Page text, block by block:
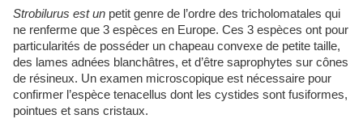
Strobilurus est un petit genre de l’ordre des tricholomatales qui
ne renferme que 3 espèces en Europe. Ces 3 espèces ont pour
particularités de posséder un chapeau convexe de petite taille,
des lames adnées blanchâtres, et d’être saprophytes sur cônes
de résineux. Un examen microscopique est nécessaire pour
confirmer l’espèce tenacellus dont les cystides sont fusiformes,
pointues et sans cristaux.